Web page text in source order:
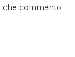
commento.